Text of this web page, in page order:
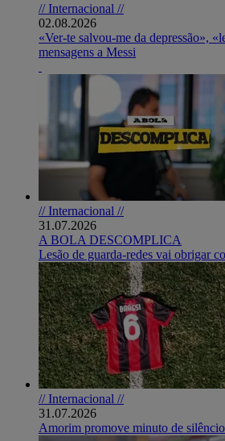
// Internacional //
02.08.2026
«Ver-te salvou-me da depressão»,
mensagens a Messi
// Internacional //
31.07.2026
A BOLA DESCOMPLICA
Lesão de guarda-redes vai obrigar
// Internacional //
31.07.2026
Amorim promove minuto de